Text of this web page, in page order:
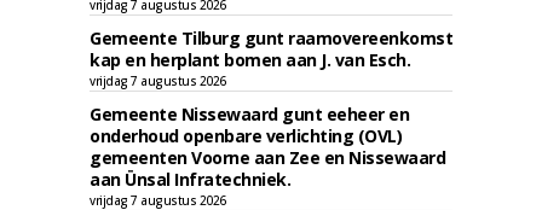
vrijdag 7 augustus 2026
Gemeente Tilburg gunt raamovereenkomst
kap en herplant bomen aan J. van Esch.
vrijdag 7 augustus 2026
Gemeente Nissewaard gunt eeheer en
onderhoud openbare verlichting (OVL)
gemeenten Voorne aan Zee en Nissewaard
aan Ünsal Infratechniek.
vrijdag 7 augustus 2026